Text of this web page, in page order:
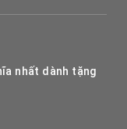
nhất dành tặng